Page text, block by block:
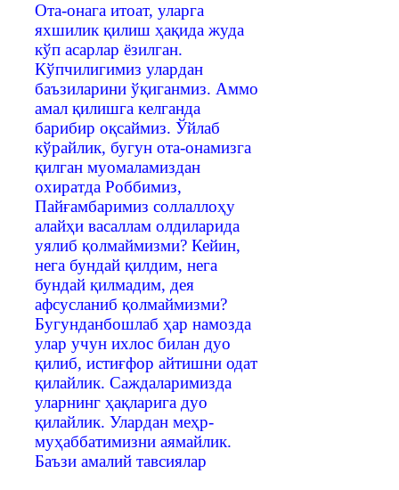
Ота-онага итоат, уларга
яхшилик қилиш ҳақида жуда
кўп асарлар ёзилган.
Кўпчилигимиз улардан
баъзиларини ўқиганмиз. Аммо
амал қилишга келганда
барибир оқсаймиз. Ўйлаб
кўрайлик, бугун ота-онамизга
қилган муомаламиздан
охиратда Роббимиз,
Пайғамбаримиз соллаллоҳу
алайҳи васаллам олдиларида
уялиб қолмаймизми? Кейин,
нега бундай қилдим, нега
бундай қилмадим, дея
афсусланиб қолмаймизми?
Бугунданбошлаб ҳар намозда
улар учун ихлос билан дуо
қилиб, истиғфор айтишни одат
қилайлик. Саждаларимизда
уларнинг ҳақларига дуо
қилайлик. Улардан меҳр-
муҳаббатимизни аямайлик.
Баъзи амалий тавсиялар